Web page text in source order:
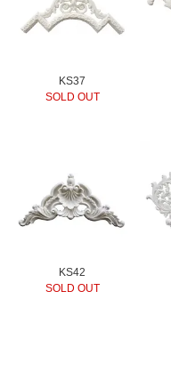
KS37
SOLD OUT
KS42
SOLD OUT